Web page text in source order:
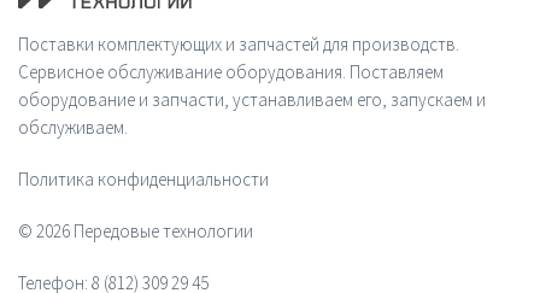
Поставки комплектующих и запчастей для производств.
Сервисное обслуживание оборудования. Поставляем
оборудование и запчасти, устанавливаем его, запускаем и
обслуживаем.
Политика конфиденциальности
© 2026 Передовые технологии
Телефон: 8 (812) 309 29 45